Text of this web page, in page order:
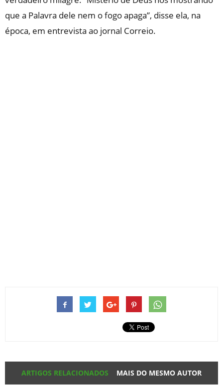
que a Palavra dele nem o fogo apaga”, disse ela, na
época, em entrevista ao jornal Correio.
ARTIGOS RELACIONADOS MAIS DO MESMO AUTOR